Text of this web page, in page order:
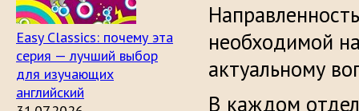
Easy Classics: почему эта
серия — лучший выбор
для изучающих
английский
необходимой
актуальному
В каждом